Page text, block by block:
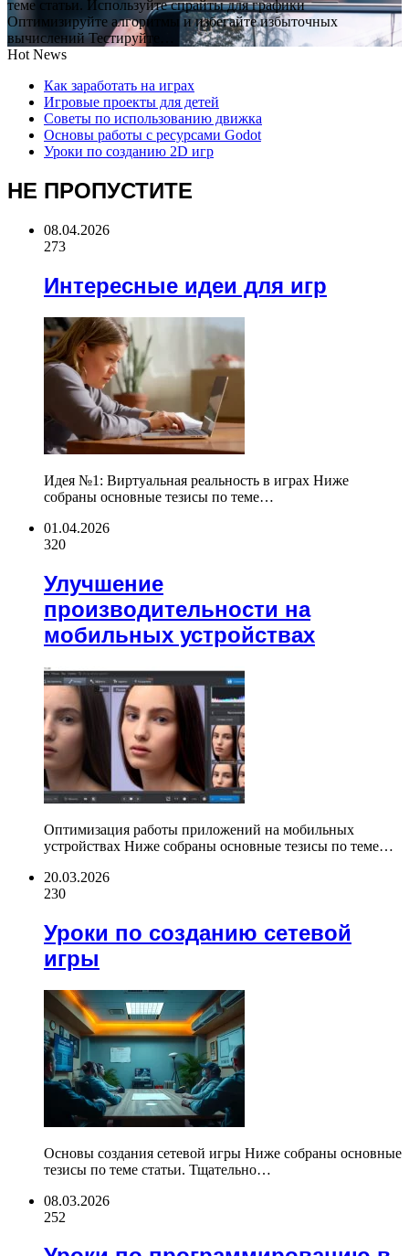
теме статьи. Используйте спрайты для графики
Оптимизируйте алгоритмы и избегайте избыточных
вычислений Тестируйте…
Hot News
Как заработать на играх
Игровые проекты для детей
Советы по использованию движка
Основы работы с ресурсами Godot
Уроки по созданию 2D игр
НЕ ПРОПУСТИТЕ
08.04.2026
273
Интересные идеи для игр
Идея №1: Виртуальная реальность в играх Ниже
собраны основные тезисы по теме…
01.04.2026
320
Улучшение
производительности на
мобильных устройствах
Оптимизация работы приложений на мобильных
устройствах Ниже собраны основные тезисы по теме…
20.03.2026
230
Уроки по созданию сетевой
игры
Основы создания сетевой игры Ниже собраны основные
тезисы по теме статьи. Тщательно…
08.03.2026
252